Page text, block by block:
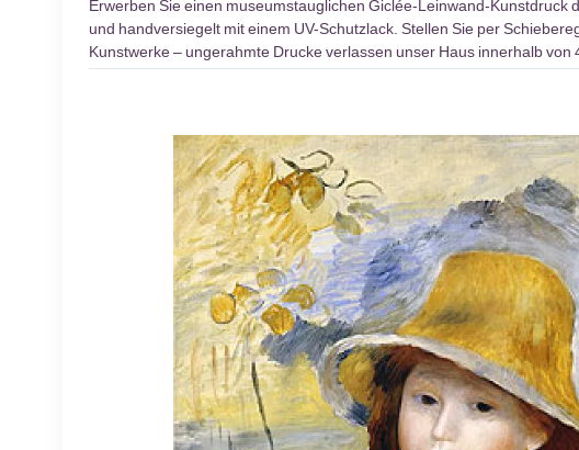
Erwerben Sie einen museumstauglichen Giclée-Leinwand-Kunstdruck
und handversiegelt mit einem UV-Schutzlack. Stellen Sie per
Kunstwerke – ungerahmte Drucke verlassen unser Haus innerhalb